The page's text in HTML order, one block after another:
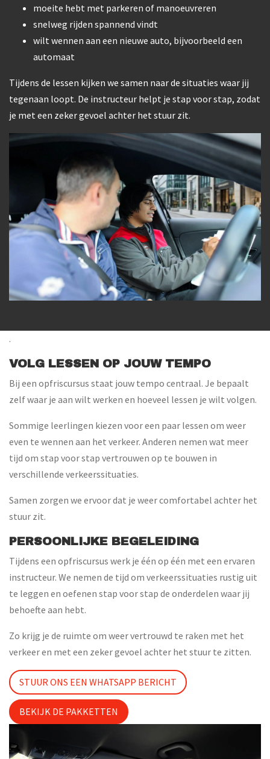
moeite hebt met parkeren of manoeuvreren
snelweg rijden spannend vindt
wilt wennen aan een nieuwe auto, bijvoorbeeld een
automaat
Tijdens de lessen kijken we samen naar de situaties waar jij
tegenaan loopt. De instructeur helpt je stap voor stap, zodat
je met een zeker gevoel achter het stuur zit.
.
VOLG LESSEN OP JOUW TEMPO
Bij een opfriscursus staat jouw tempo centraal. Je bepaalt
zelf waar je aan wilt werken en hoeveel lessen je wilt volgen.
Sommige leerlingen kiezen voor een paar lessen om weer
even te wennen aan het verkeer. Anderen nemen wat meer
tijd om stap voor stap vertrouwen op te bouwen in
verschillende verkeerssituaties.
Samen zorgen we ervoor dat je weer comfortabel achter het
stuur zit.
PERSOONLIJKE BEGELEIDING
Tijdens een opfriscursus werk je één op één met een ervaren
instructeur. We nemen de tijd om verkeerssituaties rustig uit
te leggen en oefenen stap voor stap de onderdelen waar jij
behoefte aan hebt.
Zo krijg je de ruimte om weer vertrouwd te raken met het
verkeer en met een zeker gevoel achter het stuur te zitten.
STUUR ONS EEN WHATSAPP BERICHT
BEKIJK DE PAKKETTEN